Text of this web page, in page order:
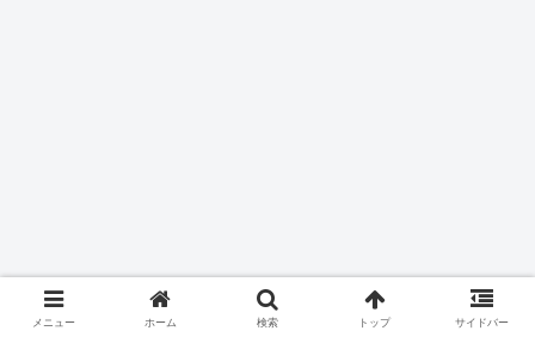
メニュー ホーム 検索 トップ サイドバー